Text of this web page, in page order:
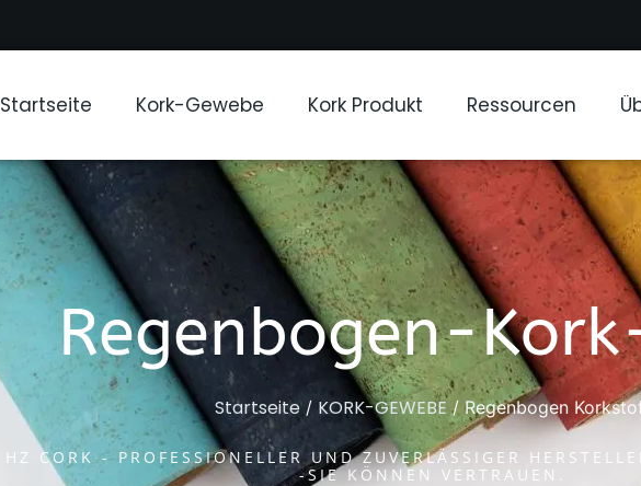
Startseite Kork-Gewebe Kork Produkt Ressourcen
Regenbogen-
Startseite/ KORK-GEWEBE / Regenbogen
HZ CORK - PROFESSIONELLER UND ZUVERLÄSSIGER
-SIE KÖNNEN VERTRAUEN.